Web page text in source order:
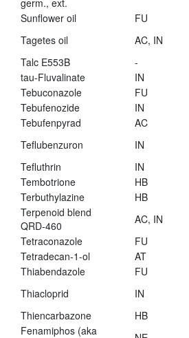
germ., ext.
Sunflower oil FU
Tagetes oil
AC, IN
Talc E553B
-
tau-Fluvalinate
IN
Tebuconazole
FU
Tebufenozide
IN
Tebufenpyrad
AC
Teflubenzuron
IN
Tefluthrin
IN
Tembotrione
HB
Terbuthylazine
HB
Terpenoid blend
QRD-460
AC, IN
Tetraconazole
FU
Tetradecan-1-ol
AT
Thiabendazole
FU
Thiacloprid
IN
Thiencarbazone
HB
Fenamiphos (aka